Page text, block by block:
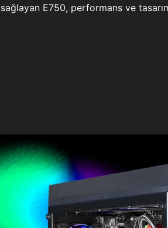
sağlayan E750, performans ve